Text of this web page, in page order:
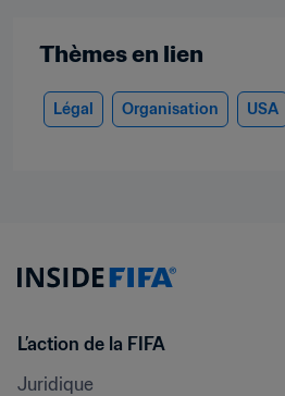
Thèmes en lien
Légal Organisation USA
L’action de la FIFA
Juridique